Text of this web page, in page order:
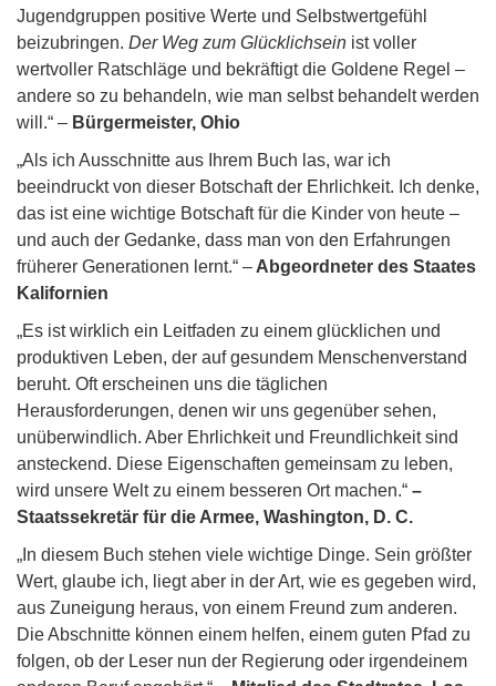
Jugendgruppen positive Werte und Selbstwertgefühl
beizubringen. Der Weg zum Glücklichsein ist voller
wertvoller Ratschläge und bekräftigt die Goldene Regel –
andere so zu behandeln, wie man selbst behandelt werden
will.“ – Bürgermeister, Ohio
„Als ich Ausschnitte aus Ihrem Buch las, war ich
beeindruckt von dieser Botschaft der Ehrlichkeit. Ich denke,
das ist eine wichtige Botschaft für die Kinder von heute –
und auch der Gedanke, dass man von den Erfahrungen
früherer Generationen lernt.“ – Abgeordneter des Staates
Kalifornien
„Es ist wirklich ein Leitfaden zu einem glücklichen und
produktiven Leben, der auf gesundem Menschenverstand
beruht. Oft erscheinen uns die täglichen
Herausforderungen, denen wir uns gegenüber sehen,
unüberwindlich. Aber Ehrlichkeit und Freundlichkeit sind
ansteckend. Diese Eigenschaften gemeinsam zu leben,
wird unsere Welt zu einem besseren Ort machen.“ –
Staatssekretär für die Armee, Washington, D. C.
„In diesem Buch stehen viele wichtige Dinge. Sein größter
Wert, glaube ich, liegt aber in der Art, wie es gegeben wird,
aus Zuneigung heraus, von einem Freund zum anderen.
Die Abschnitte können einem helfen, einem guten Pfad zu
folgen, ob der Leser nun der Regierung oder irgendeinem